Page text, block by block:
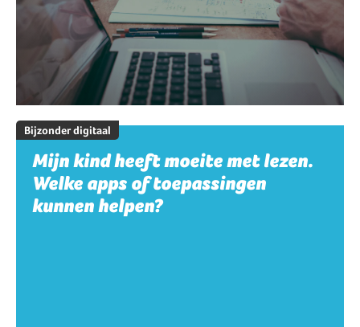
Bijzonder digitaal
Mijn kind heeft moeite met lezen.
Welke apps of toepassingen
kunnen helpen?